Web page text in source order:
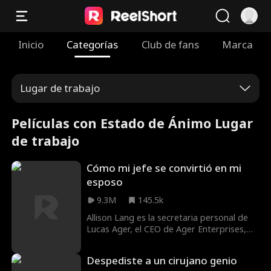
Inicio Categorías Club de fans Marca
Lugar de trabajo
Películas con Estado de Ánimo Lugar
de trabajo
Cómo mi jefe se convirtió en mi
esposo
9.3M
145.5k
Allison Lang es la secretaria personal de
Lucas Ager, el CEO de Ager Enterprises,
más exitosos. Para alejar a su exnovio
Despediste a un cirujano genio